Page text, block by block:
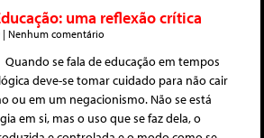
uma reflexão crítica
Nenhum comentário
se fala de educação em tempos
deve-se tomar cuidado para não cair
ou em um negacionismo. Não se está
em si, mas o uso que se faz dela, o